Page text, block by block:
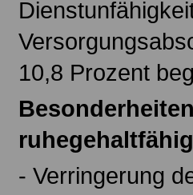
10,8 Prozent
- Verringerung